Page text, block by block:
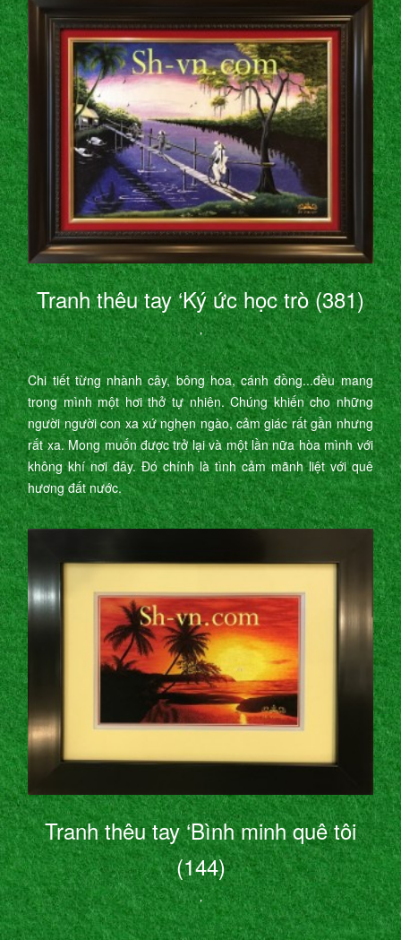
Tranh thêu tay ‘Ký ức học trò (381)
’
Chi tiết từng nhành cây, bông hoa, cánh đồng...đều mang
trong mình một hơi thở tự nhiên. Chúng khiến cho những
người người con xa xứ nghẹn ngào, cảm giác rất gần nhưng
rất xa. Mong muốn được trở lại và một lần nữa hòa mình với
không khí nơi đây. Đó chính là tình cảm mãnh liệt với quê
hương đất nước.
Tranh thêu tay ‘Bình minh quê tôi
(144)
’